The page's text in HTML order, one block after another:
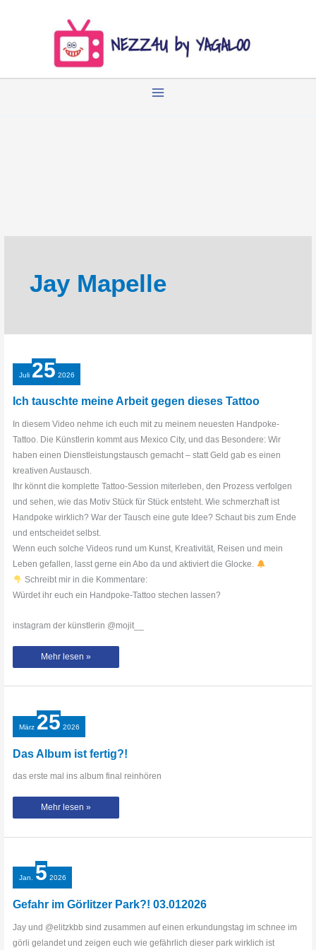
Jay Mapelle
Juli 25 2026
Ich tauschte meine Arbeit gegen dieses Tattoo
In diesem Video nehme ich euch mit zu meinem neuesten Handpoke-
Tattoo. Die Künstlerin kommt aus Mexico City, und das Besondere: Wir
haben einen Dienstleistungstausch gemacht – statt Geld gab es einen
kreativen Austausch.
Ihr könnt die komplette Tattoo-Session miterleben, den Prozess verfolgen
und sehen, wie das Motiv Stück für Stück entsteht. Wie schmerzhaft ist
Handpoke wirklich? War der Tausch eine gute Idee? Schaut bis zum Ende
und entscheidet selbst.
Wenn euch solche Videos rund um Kunst, Kreativität, Reisen und mein
Leben gefallen, lasst gerne ein Abo da und aktiviert die Glocke.
Schreibt mir in die Kommentare:
Würdet ihr euch ein Handpoke-Tattoo stechen lassen?
instagram der künstlerin @mojit__
Ich
meine
gegen
Mehr lesen »
März 25 2026
Das Album ist fertig?!
das erste mal ins album final reinhören
Das
Mehr lesen »
Jan. 5 2026
Gefahr im Görlitzer Park?! 03.012026
Jay und @elitzkbb sind zusammen auf einen erkundungstag im schnee im
görli gelandet und zeigen euch wie gefährlich dieser park wirklich ist